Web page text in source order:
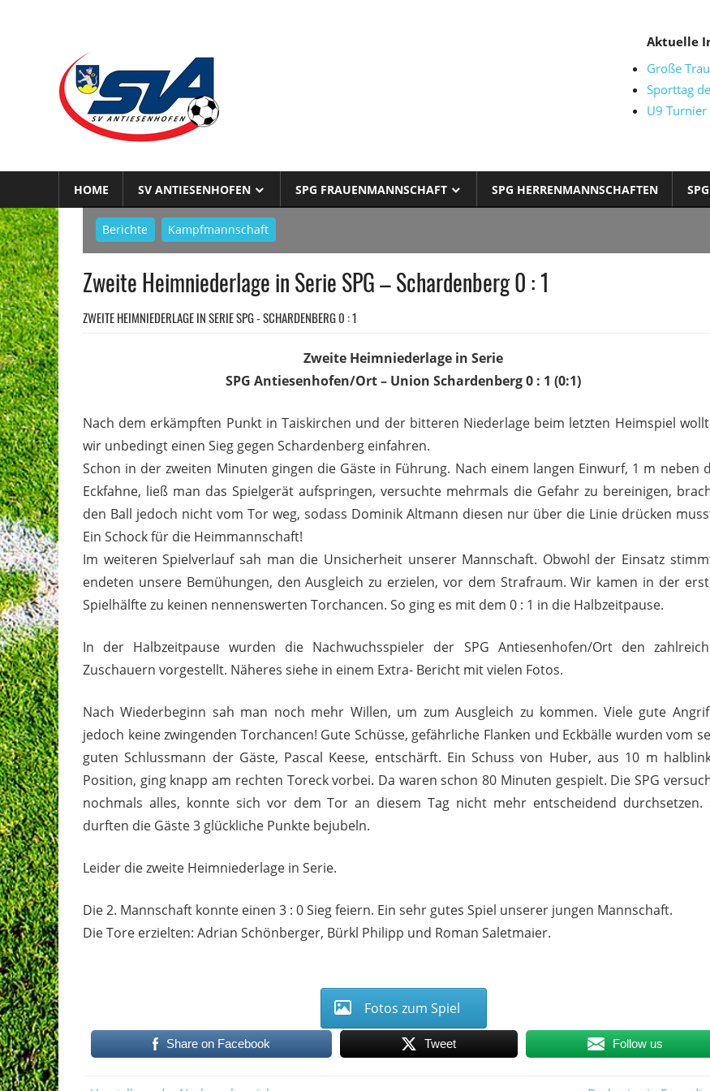
Aktuelle
Große
Sporttag
U9 Turnier
HOME SV ANTIESENHOFEN SPG FRAUENMANNSCHAFT SPG HERRENMANNSCHAFTEN
Berichte Kampfmannschaft
Zweite Heimniederlage in Serie SPG – Schardenberg 0 : 1
ZWEITE HEIMNIEDERLAGE IN SERIE SPG - SCHARDENBERG 0 : 1
Zweite Heimniederlage in Serie
SPG Antiesenhofen/Ort – Union Schardenberg 0 : 1 (0:1)
Nach dem erkämpften Punkt in Taiskirchen und der bitteren Niederlage beim letzten Heimspiel
wir unbedingt einen Sieg gegen Schardenberg einfahren.
Schon in der zweiten Minuten gingen die Gäste in Führung. Nach einem langen Einwurf, 1 m neben
Eckfahne, ließ man das Spielgerät aufspringen, versuchte mehrmals die Gefahr zu bereinigen,
den Ball jedoch nicht vom Tor weg, sodass Dominik Altmann diesen nur über die Linie drücken
Ein Schock für die Heimmannschaft!
Im weiteren Spielverlauf sah man die Unsicherheit unserer Mannschaft. Obwohl der Einsatz
endeten unsere Bemühungen, den Ausgleich zu erzielen, vor dem Strafraum. Wir kamen in der
Spielhälfte zu keinen nennenswerten Torchancen. So ging es mit dem 0 : 1 in die Halbzeitpause.
In der Halbzeitpause wurden die Nachwuchsspieler der SPG Antiesenhofen/Ort den
Zuschauern vorgestellt. Näheres siehe in einem Extra- Bericht mit vielen Fotos.
Nach Wiederbeginn sah man noch mehr Willen, um zum Ausgleich zu kommen. Viele gute
jedoch keine zwingenden Torchancen! Gute Schüsse, gefährliche Flanken und Eckbälle wurden vom
guten Schlussmann der Gäste, Pascal Keese, entschärft. Ein Schuss von Huber, aus 10 m
Position, ging knapp am rechten Toreck vorbei. Da waren schon 80 Minuten gespielt. Die SPG
nochmals alles, konnte sich vor dem Tor an diesem Tag nicht mehr entscheidend durchsetzen.
durften die Gäste 3 glückliche Punkte bejubeln.
Leider die zweite Heimniederlage in Serie.
Die 2. Mannschaft konnte einen 3 : 0 Sieg feiern. Ein sehr gutes Spiel unserer jungen Mannschaft.
Die Tore erzielten: Adrian Schönberger, Bürkl Philipp und Roman Saletmaier.
Fotos zum Spiel
Share on Facebook Tweet Follow us